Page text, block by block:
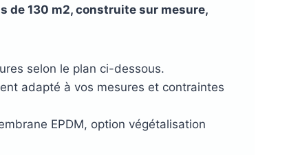
de 130 m2, construite sur mesure,
selon le plan ci-dessous.
adapté à vos mesures et contraintes
EPDM, option végétalisation